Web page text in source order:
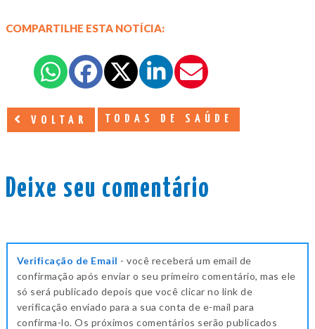
COMPARTILHE ESTA NOTÍCIA:
VOLTAR TODAS DE SAÚDE
Deixe seu comentário
Verificação de Email - você receberá um email de
confirmação após enviar o seu primeiro comentário, mas ele
só será publicado depois que você clicar no link de
verificação enviado para a sua conta de e-mail para
confirma-lo. Os próximos comentários serão publicados